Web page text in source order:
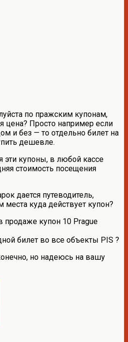
по пражским купонам,
цена? Просто например если
и без — то отдельно билет на
дешевле.
эти купоны, в любой кассе
стоимость посещения
дается путеводитель,
куда действует купон?
продаже купон 10 Prague
билет во все объекты PIS ?
но надеюсь на вашу